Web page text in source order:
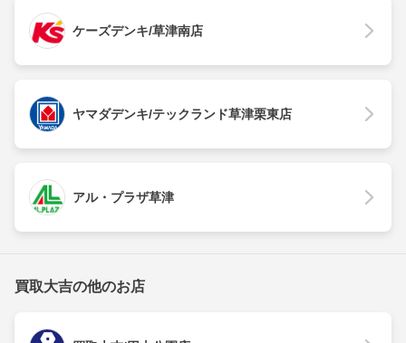
ケーズデンキ/草津南店
ヤマダデンキ/テックランド草津栗東店
アル・プラザ草津
買取大吉の他のお店